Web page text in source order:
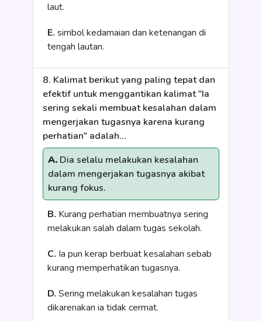
laut.
E. simbol kedamaian dan ketenangan di
tengah lautan.
8. Kalimat berikut yang paling tepat dan
efektif untuk menggantikan kalimat "Ia
sering sekali membuat kesalahan dalam
mengerjakan tugasnya karena kurang
perhatian" adalah...
A. Dia selalu melakukan kesalahan
dalam mengerjakan tugasnya akibat
kurang fokus.
B. Kurang perhatian membuatnya sering
melakukan salah dalam tugas sekolah.
C. Ia pun kerap berbuat kesalahan sebab
kurang memperhatikan tugasnya.
D. Sering melakukan kesalahan tugas
dikarenakan ia tidak cermat.